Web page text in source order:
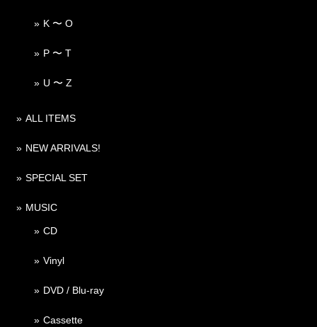
K 〜 O
P 〜 T
U 〜 Z
ALL ITEMS
NEW ARRIVALS!
SPECIAL SET
MUSIC
CD
Vinyl
DVD / Blu-ray
Cassette